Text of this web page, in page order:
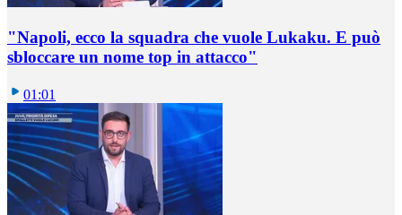
"Napoli, ecco la squadra che vuole Lukaku. E può
sbloccare un nome top in attacco"
01:01